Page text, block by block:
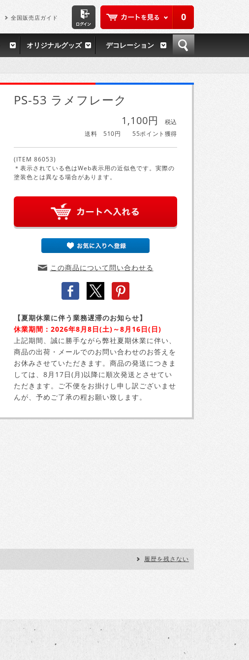
0
全国販売店ガイド
オリジナルグッズ デコレーション
PS-53 ラメフレーク
1,100円
税込
送料 510円
55ポイント獲得
(ITEM 86053)
＊表示されている色はWeb表示用の近似色です。実際の
塗装色とは異なる場合があります。
この商品について問い合わせる
【夏期休業に伴う業務遅滞のお知らせ】
休業期間：2026年8月8日(土)～8月16日(日)
上記期間、誠に勝手ながら弊社夏期休業に伴い、
商品の出荷・メールでのお問い合わせのお答えを
お休みさせていただきます。商品の発送につきま
しては、8月17日(月)以降に順次発送とさせてい
ただきます。ご不便をお掛けし申し訳ございませ
んが、予めご了承の程お願い致します。
履歴を残さない